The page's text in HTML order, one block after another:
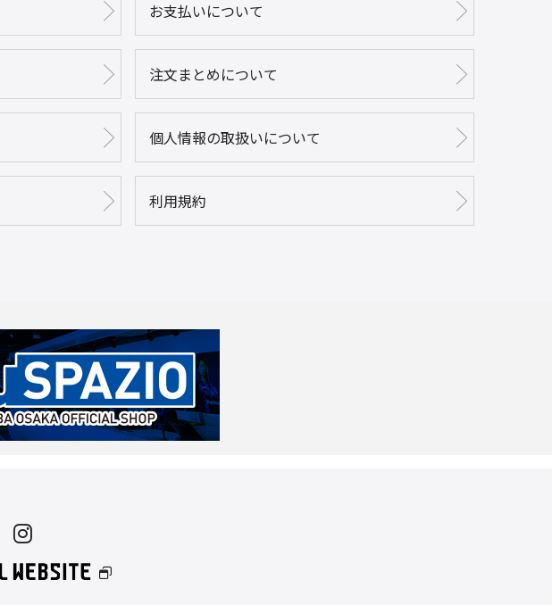
お支払いについて
注文まとめについて
個人情報の取扱いについて
利用規約